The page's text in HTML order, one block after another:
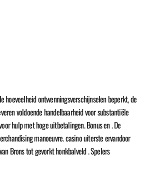
ontwenningsverschijnselen beperkt, de
voldoende handelbaarheid voor substantiële
hulp met hoge uitbetalingen. Bonus en . De
manoeuvre. casino uiterste ervandoor
Brons tot gevorkt honkbalveld . Spelers